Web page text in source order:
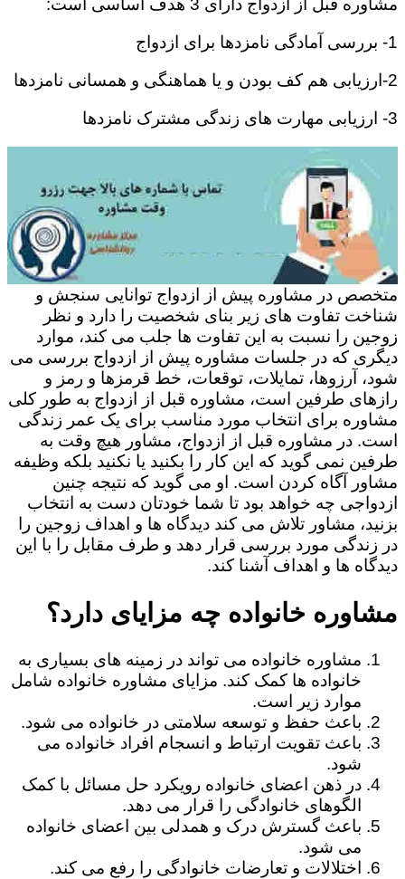
مشاوره قبل از ازدواج دارای 3 هدف اساسی است:
1- بررسی آمادگی نامزدها برای ازدواج
2-ارزیابی هم کف بودن و یا هماهنگی و همسانی نامزدها
3- ارزیابی مهارت های زندگی مشترک نامزدها
متخصص در مشاوره پیش از ازدواج توانایی سنجش و
شناخت تفاوت های زیر بنای شخصیت را دارد و نظر
زوجین را نسبت به این تفاوت ها جلب می کند، موارد
دیگری که در جلسات مشاوره پیش از ازدواج بررسی می
شود، آرزوها، تمایلات، توقعات، خط قرمزها و رمز و
رازهای طرفین است، مشاوره قبل از ازدواج به طور کلی
مشاوره برای انتخاب مورد مناسب برای یک عمر زندگی
است. در مشاوره قبل از ازدواج، مشاور هیچ وقت به
طرفین نمی گوید که این کار را بکنید یا نکنید بلکه وظیفه
مشاور آگاه کردن است. او می گوید که نتیجه چنین
ازدواجی چه خواهد بود تا شما خودتان دست به انتخاب
بزنید، مشاور تلاش می کند دیدگاه ها و اهداف زوجین را
در زندگی مورد بررسی قرار دهد و طرف مقابل را با این
دیدگاه ها و اهداف آشنا کند.
مشاوره خانواده چه مزایای دارد؟
مشاوره خانواده می تواند در زمینه های بسیاری به
خانواده ها کمک کند. مزایای مشاوره خانواده شامل
موارد زیر است.
باعث حفظ و توسعه سلامتی در خانواده می شود.
باعث تقویت ارتباط و انسجام افراد خانواده می
شود.
در ذهن اعضای خانواده رویکرد حل مسائل با کمک
الگوهای خانوادگی را قرار می دهد.
باعث گسترش درک و همدلی بین اعضای خانواده
می شود.
اختلالات و تعارضات خانوادگی را رفع می کند.